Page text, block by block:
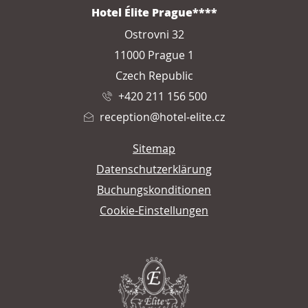
Hotel Élite Prague****
Ostrovni 32
11000 Prague 1
Czech Republic
+420 211 156 500
reception@hotel-elite.cz
Sitemap
Datenschutzerklärung
Buchungskonditionen
Cookie-Einstellungen